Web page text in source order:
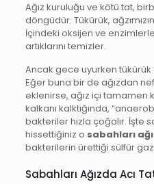
Ağız kuruluğu ve kötü tat,
döngüdür. Tükürük,
İçindeki oksijen ve
artıklarını temizler.
Ancak gece uyurken tükürük
Eğer buna bir de ağızdan
eklenirse, ağız içi tamamen
kalkanı kalktığında,
bakteriler hızla çoğalır. İşte
hissettiğiniz o sabahları
bakterilerin ürettiği sülfür
Sabahları Ağızda Acı